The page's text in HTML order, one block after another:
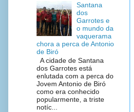
Santana
dos
Garrotes e
o mundo da
vaquerama
chora a perca de Antonio
de Biró
A cidade de Santana
dos Garrotes está
enlutada com a perca do
Jovem Antonio de Biró
como era conhecido
popularmente, a triste
notíc...